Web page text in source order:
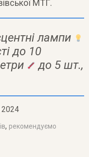
МТГ.
лампи
до 10
до 5 шт.,
, рекомендуємо